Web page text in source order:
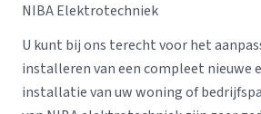
NIBA Elektrotechniek
U kunt bij ons terecht voor het
installeren van een compleet nieuwe
installatie van uw woning of